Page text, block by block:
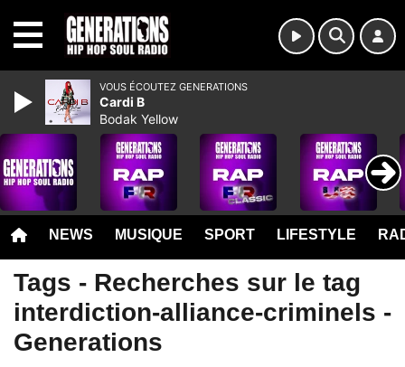
NEWS MUSIQUE SPORT LIFESTYLE
Tags - Recherches sur le tag
interdiction-alliance-criminels -
Generations
VOUS ÉCOUTEZ GENERATIONS
Cardi B
Bodak Yellow